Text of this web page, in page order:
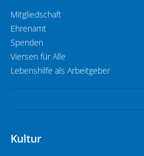
Mitgliedschaft
Ehrenamt
Spenden
Viersen für Alle
Lebenshilfe als Arbeitgeber
Kultur